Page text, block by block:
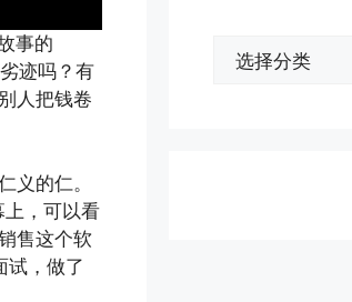
事的
迹吗？有
人把钱卷
义的仁。
，可以看
售这个软
试，做了